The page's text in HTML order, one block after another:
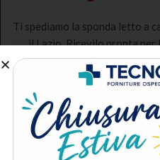
Ti spediamo la sponda letto a
il Lazio. Ricevilo pronta
presso la